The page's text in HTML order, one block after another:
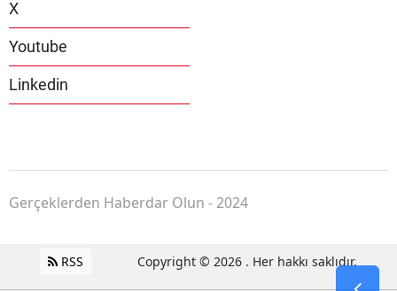
X
Youtube
Linkedin
Gerçeklerden Haberdar Olun - 2024
RSS Copyright © 2026 . Her hakkı saklıdır.